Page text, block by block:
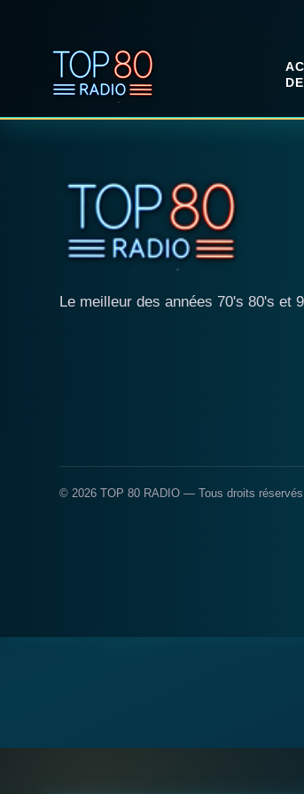
Le meilleur des années 70's 80's et
© 2026 TOP 80 RADIO — Tous droits